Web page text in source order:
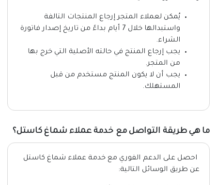
يُمكن لعملاء المتجر إرجاع المنتجات التالفة
واستبدالها خلال 7 أيام بداءً من تاريخ إصدار فاتورة
الشراء.
يجب إرجاع المنتج في حالته الأصلية التي خرج بها
من المتجر.
يجب أن لا يكون المنتج مستخدم من قبل
المستهلك.
ما هي طريقة التواصل مع خدمة عملاء شماغ كاستل؟
احصل على الدعم الفوري مع خدمة عملاء شماغ كاستل
عن طريق الوسائل التالية: